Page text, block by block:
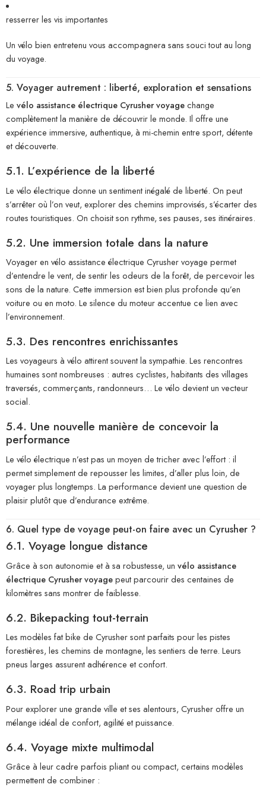
resserrer les vis importantes
Un vélo bien entretenu vous accompagnera sans souci tout au long
du voyage.
5. Voyager autrement : liberté, exploration et sensations
Le vélo assistance électrique Cyrusher voyagechange
complètement la manière de découvrir le monde. Il offre une
expérience immersive, authentique, à mi-chemin entre sport, détente
et découverte.
5.1. L’expérience de la liberté
Le vélo électrique donne un sentiment inégalé de liberté. On peut
s’arrêter où l’on veut, explorer des chemins improvisés, s’écarter des
routes touristiques. On choisit son rythme, ses pauses, ses itinéraires.
5.2. Une immersion totale dans la nature
Voyager en vélo assistance électrique Cyrusher voyage permet
d’entendre le vent, de sentir les odeurs de la forêt, de percevoir les
sons de la nature. Cette immersion est bien plus profonde qu’en
voiture ou en moto. Le silence du moteur accentue ce lien avec
l’environnement.
5.3. Des rencontres enrichissantes
Les voyageurs à vélo attirent souvent la sympathie. Les rencontres
humaines sont nombreuses : autres cyclistes, habitants des villages
traversés, commerçants, randonneurs… Le vélo devient un vecteur
social.
5.4. Une nouvelle manière de concevoir la
performance
Le vélo électrique n’est pas un moyen de tricher avec l’effort : il
permet simplement de repousser les limites, d’aller plus loin, de
voyager plus longtemps. La performance devient une question de
plaisir plutôt que d’endurance extrême.
6. Quel type de voyage peut-on faire avec un Cyrusher ?
6.1. Voyage longue distance
Grâce à son autonomie et à sa robustesse, un vélo assistance
électrique Cyrusher voyagepeut parcourir des centaines de
kilomètres sans montrer de faiblesse.
6.2. Bikepacking tout-terrain
Les modèles fat bike de Cyrusher sont parfaits pour les pistes
forestières, les chemins de montagne, les sentiers de terre. Leurs
pneus larges assurent adhérence et confort.
6.3. Road trip urbain
Pour explorer une grande ville et ses alentours, Cyrusher offre un
mélange idéal de confort, agilité et puissance.
6.4. Voyage mixte multimodal
Grâce à leur cadre parfois pliant ou compact, certains modèles
permettent de combiner :